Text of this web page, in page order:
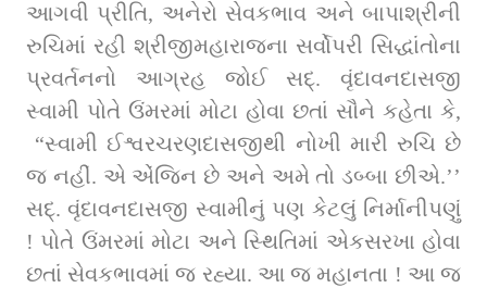
આગવી પ્રીતિ, અનેરો સેવકભાવ અને બાપાશ્રીની
રુચિમાં રહી શ્રીજીમહારાજના સર્વોપરી સિદ્ધાંતોના
પ્રવર્તનનો આગ્રહ જોઈ સદ્‌. વૃંદાવનદાસજી
સ્વામી પોતે ઉંમરમાં મોટા હોવા છતાં સૌને કહેતા કે,
“સ્વામી ઈશ્વરચરણદાસજીથી નોખી મારી રુચિ છે
જ નહીં. એ એંજિન છે અને અમે તો ડબ્બા છીએ.’’
સદ્‌. વૃંદાવનદાસજી સ્વામીનું પણ કેટલું નિર્માનીપણું
! પોતે ઉંમરમાં મોટા અને સ્થિતિમાં એકસરખા હોવા
છતાં સેવકભાવમાં જ રહ્યા. આ જ મહાનતા ! આ જ